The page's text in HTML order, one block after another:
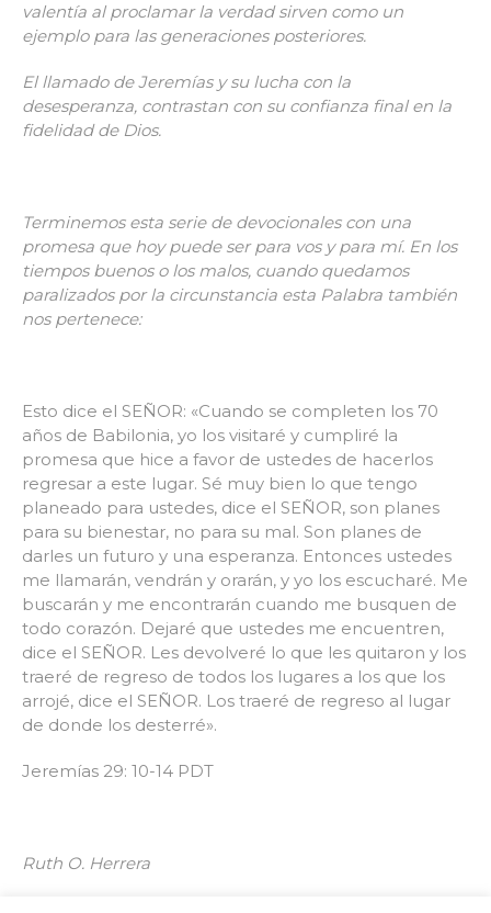
valentía al proclamar la verdad sirven como un
ejemplo para las generaciones posteriores.
El llamado de Jeremías y su lucha con la
desesperanza, contrastan con su confianza final en la
fidelidad de Dios.
Terminemos esta serie de devocionales con una
promesa que hoy puede ser para vos y para mí. En los
tiempos buenos o los malos, cuando quedamos
paralizados por la circunstancia esta Palabra también
nos pertenece:
Esto dice el SEÑOR: «Cuando se completen los 70
años de Babilonia, yo los visitaré y cumpliré la
promesa que hice a favor de ustedes de hacerlos
regresar a este lugar. Sé muy bien lo que tengo
planeado para ustedes, dice el SEÑOR, son planes
para su bienestar, no para su mal. Son planes de
darles un futuro y una esperanza. Entonces ustedes
me llamarán, vendrán y orarán, y yo los escucharé. Me
buscarán y me encontrarán cuando me busquen de
todo corazón. Dejaré que ustedes me encuentren,
dice el SEÑOR. Les devolveré lo que les quitaron y los
traeré de regreso de todos los lugares a los que los
arrojé, dice el SEÑOR. Los traeré de regreso al lugar
de donde los desterré».
Jeremías 29: 10-14 PDT
Ruth O. Herrera